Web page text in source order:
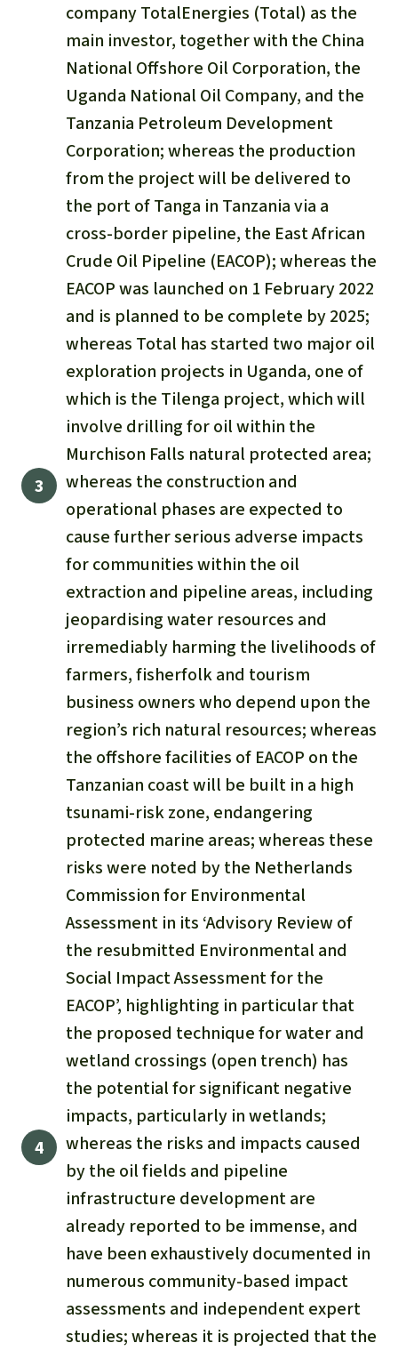
company TotalEnergies (Total) as the
main investor, together with the China
National Offshore Oil Corporation, the
Uganda National Oil Company, and the
Tanzania Petroleum Development
Corporation; whereas the production
from the project will be delivered to
the port of Tanga in Tanzania via a
cross-border pipeline, the East African
Crude Oil Pipeline (EACOP); whereas the
EACOP was launched on 1 February 2022
and is planned to be complete by 2025;
whereas Total has started two major oil
exploration projects in Uganda, one of
which is the Tilenga project, which will
involve drilling for oil within the
Murchison Falls natural protected area;
whereas the construction and
operational phases are expected to
cause further serious adverse impacts
for communities within the oil
extraction and pipeline areas, including
jeopardising water resources and
irremediably harming the livelihoods of
farmers, fisherfolk and tourism
business owners who depend upon the
region’s rich natural resources; whereas
the offshore facilities of EACOP on the
Tanzanian coast will be built in a high
tsunami-risk zone, endangering
protected marine areas; whereas these
risks were noted by the Netherlands
Commission for Environmental
Assessment in its ‘Advisory Review of
the resubmitted Environmental and
Social Impact Assessment for the
EACOP’, highlighting in particular that
the proposed technique for water and
wetland crossings (open trench) has
the potential for significant negative
impacts, particularly in wetlands;
whereas the risks and impacts caused
by the oil fields and pipeline
infrastructure development are
already reported to be immense, and
have been exhaustively documented in
numerous community-based impact
assessments and independent expert
studies; whereas it is projected that the